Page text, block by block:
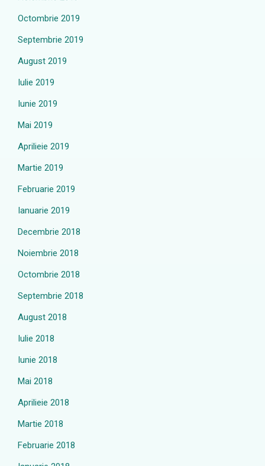
Octombrie 2019
Septembrie 2019
August 2019
Iulie 2019
Iunie 2019
Mai 2019
Aprilieie 2019
Martie 2019
Februarie 2019
Ianuarie 2019
Decembrie 2018
Noiembrie 2018
Octombrie 2018
Septembrie 2018
August 2018
Iulie 2018
Iunie 2018
Mai 2018
Aprilieie 2018
Martie 2018
Februarie 2018